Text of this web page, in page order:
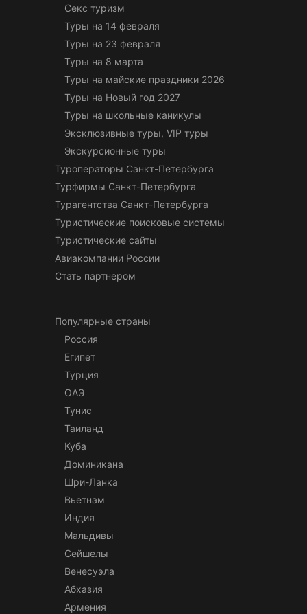
Секс туризм
Туры на 14 февраля
Туры на 23 февраля
Туры на 8 марта
Туры на майские праздники 2026
Туры на Новый год 2027
Туры на школьные каникулы
Эксклюзивные туры, VIP туры
Экскурсионные туры
Туроператоры Санкт-Петербурга
Турфирмы Санкт-Петербурга
Турагентства Санкт-Петербурга
Туристические поисковые системы
Туристические сайты
Авиакомпании России
Стать партнером
Популярные страны
Россия
Египет
Турция
ОАЭ
Тунис
Таиланд
Куба
Доминикана
Шри-Ланка
Вьетнам
Индия
Мальдивы
Сейшелы
Венесуэла
Абхазия
Армения